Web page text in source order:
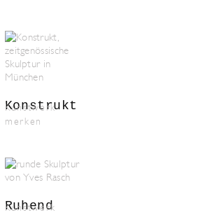
Kunstwerk
merken
Konstrukt
Kunstwerk
Ruhend